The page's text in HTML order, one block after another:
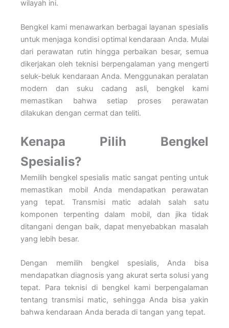
wilayah ini.
Bengkel kami menawarkan berbagai layanan spesialis
untuk menjaga kondisi optimal kendaraan Anda. Mulai
dari perawatan rutin hingga perbaikan besar, semua
dikerjakan oleh teknisi berpengalaman yang mengerti
seluk-beluk kendaraan Anda. Menggunakan peralatan
modern dan suku cadang asli, bengkel kami
memastikan bahwa setiap proses perawatan
dilakukan dengan cermat dan teliti.
Kenapa Pilih Bengkel
Spesialis?
Memilih bengkel spesialis matic sangat penting untuk
memastikan mobil Anda mendapatkan perawatan
yang tepat. Transmisi matic adalah salah satu
komponen terpenting dalam mobil, dan jika tidak
ditangani dengan baik, dapat menyebabkan masalah
yang lebih besar.
Dengan memilih bengkel spesialis, Anda bisa
mendapatkan diagnosis yang akurat serta solusi yang
tepat. Para teknisi di bengkel kami berpengalaman
tentang transmisi matic, sehingga Anda bisa yakin
bahwa kendaraan Anda berada di tangan yang tepat.